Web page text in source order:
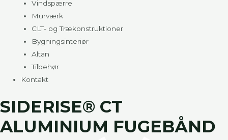
Vindspærre
Murværk
CLT- og Trækonstruktioner
Bygningsinteriør
Altan
Tilbehør
Kontakt
SIDERISE® CT
ALUMINIUM FUGEBÅND